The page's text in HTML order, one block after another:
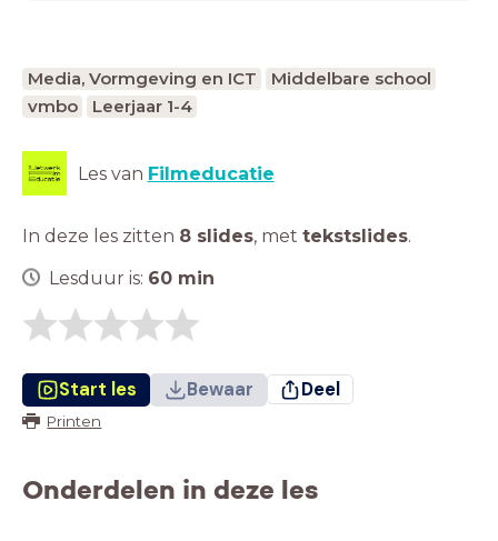
Media, Vormgeving en ICT
Middelbare school
vmbo
Leerjaar 1-4
Les van Filmeducatie
In deze les zitten 8 slides, met tekstslides.
Lesduur is: 60 min
Start les Bewaar Deel
Printen
Onderdelen in deze les